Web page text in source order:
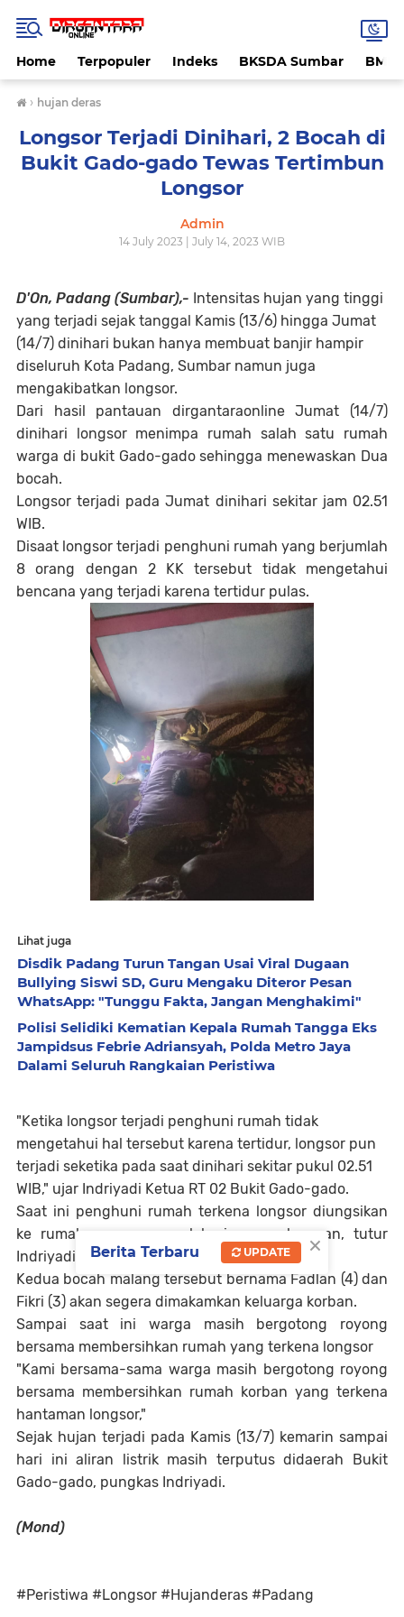
Home Terpopuler Indeks BKSDA Sumbar
› hujan deras
Longsor Terjadi Dinihari, 2 Bocah di
Bukit Gado-gado Tewas Tertimbun
Longsor
Admin
14 July 2023 | July 14, 2023 WIB
D'On, Padang (Sumbar),- Intensitas hujan yang tinggi
yang terjadi sejak tanggal Kamis (13/6) hingga Jumat
(14/7) dinihari bukan hanya membuat banjir hampir
diseluruh Kota Padang, Sumbar namun juga
mengakibatkan longsor.
Dari hasil pantauan dirgantaraonline Jumat (14/7)
dinihari longsor menimpa rumah salah satu rumah
warga di bukit Gado-gado sehingga menewaskan Dua
bocah.
Longsor terjadi pada Jumat dinihari sekitar jam 02.51
WIB.
Disaat longsor terjadi penghuni rumah yang berjumlah
8 orang dengan 2 KK tersebut tidak mengetahui
bencana yang terjadi karena tertidur pulas.
Lihat juga
Disdik Padang Turun Tangan Usai Viral Dugaan
Bullying Siswi SD, Guru Mengaku Diteror Pesan
WhatsApp: "Tunggu Fakta, Jangan Menghakimi"
Polisi Selidiki Kematian Kepala Rumah Tangga Eks
Jampidsus Febrie Adriansyah, Polda Metro Jaya
Dalami Seluruh Rangkaian Peristiwa
"Ketika longsor terjadi penghuni rumah tidak
mengetahui hal tersebut karena tertidur, longsor pun
terjadi seketika pada saat dinihari sekitar pukul 02.51
WIB," ujar Indriyadi Ketua RT 02 Bukit Gado-gado.
Saat ini penghuni rumah terkena longsor diungsikan
ke rumah warga yang lokasinya agak aman, tutur
Indriyadi.
Kedua bocah malang tersebut bernama Fadlan (4) dan
Fikri (3) akan segera dimakamkan keluarga korban.
Sampai saat ini warga masih bergotong royong
bersama membersihkan rumah yang terkena longsor
"Kami bersama-sama warga masih bergotong royong
bersama membersihkan rumah korban yang terkena
hantaman longsor,"
Sejak hujan terjadi pada Kamis (13/7) kemarin sampai
hari ini aliran listrik masih terputus didaerah Bukit
Gado-gado, pungkas Indriyadi.
(Mond)
#Peristiwa #Longsor #Hujanderas #Padang
×
Berita Terbaru UPDATE